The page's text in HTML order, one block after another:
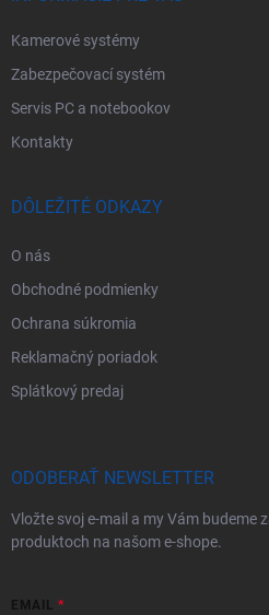
Kamerové systémy
Zabezpečovací systém
Servis PC a notebookov
Kontakty
DÔLEŽITÉ ODKAZY
O nás
Obchodné podmienky
Ochrana súkromia
Reklamačný poriadok
Splátkový predaj
ODOBERAŤ NEWSLETTER
Vložte svoj e-mail a my Vám budeme
produktoch na našom e-shope.
EMAIL